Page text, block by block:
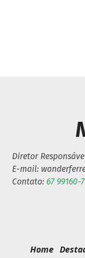
Diretor
E-mail:
Contato: 67 99160-
Home